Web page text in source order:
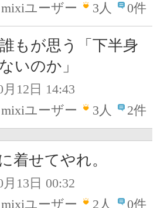
mixiユーザー
3人 0件
もが思う「下半身
いのか」
月12日 14:43
mixiユーザー
3人 2件
着せてやれ。
月13日 00:32
mixiユーザー
2人 0件